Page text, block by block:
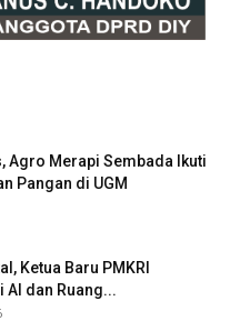
Agro Merapi Sembada Ikuti
Pangan di UGM
Ketua Baru PMKRI
AI dan Ruang...